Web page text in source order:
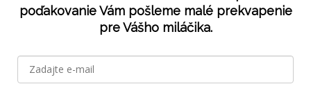
poďakovanie Vám pošleme malé prekvapenie
pre Vášho miláčika.